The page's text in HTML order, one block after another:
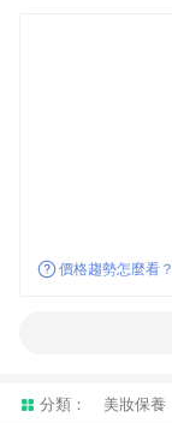
價格趨勢怎麼看？
分類： 美妝保養